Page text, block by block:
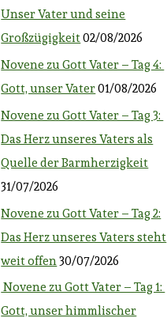
Unser Vater und seine
Großzügigkeit02/08/2026
Novene zu Gott Vater – Tag 4:
Gott, unser Vater01/08/2026
Novene zu Gott Vater – Tag 3:
Das Herz unseres Vaters als
Quelle der Barmherzigkeit
31/07/2026
Novene zu Gott Vater – Tag 2:
Das Herz unseres Vaters steht
weit offen30/07/2026
Novene zu Gott Vater – Tag 1:
Gott, unser himmlischer